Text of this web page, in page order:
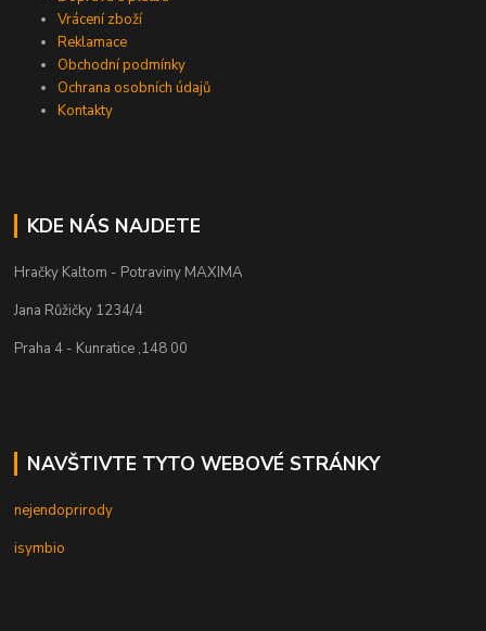
Vrácení zboží
Reklamace
Obchodní podmínky
Ochrana osobních údajů
Kontakty
KDE NÁS NAJDETE
Hračky Kaltom - Potraviny MAXIMA
Jana Růžičky 1234/4
Praha 4 - Kunratice ,148 00
NAVŠTIVTE TYTO WEBOVÉ STRÁNKY
nejendoprirody
isymbio